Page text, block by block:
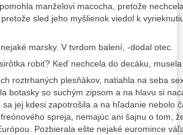
manželovi macocha, pretože
sled jeho myšlienok viedol k
marsky. V tvrdom balení, -dodal otec.
robiť? Keď nechcela do decáku,
roztrhaných plesňákov, natiahla na seba
botasky so suchým zipsom a na hlavu si
jej kdesi zapotrošila a na hľadanie nebolo
spreja, nemajúc ani šajnu o tom,
Pozbierala ešte nejaké euromince